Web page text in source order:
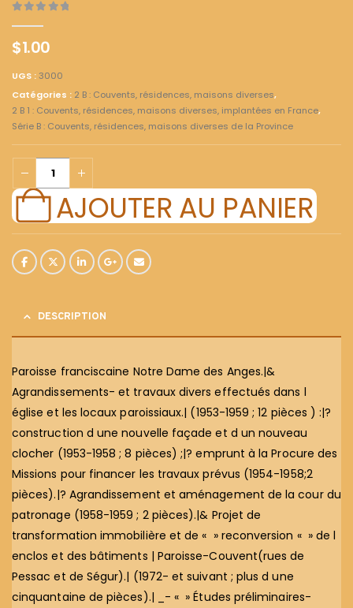
$1.00
UGS : 3000
Catégories : 2 B : Couvents, résidences, maisons diverses,
2 B 1 : Couvents, résidences, maisons diverses, implantées en France,
Série B : Couvents, résidences, maisons diverses de la Province
AJOUTER AU PANIER
DESCRIPTION
Paroisse franciscaine Notre Dame des Anges.|&
Agrandissements- et travaux divers effectués dans l
église et les locaux paroissiaux.| (1953-1959 ; 12 pièces ) :|?
construction d une nouvelle façade et d un nouveau
clocher (1953-1958 ; 8 pièces) ;|? emprunt à la Procure des
Missions pour financer les travaux prévus (1954-1958;2
pièces).|? Agrandissement et aménagement de la cour du
patronage (1958-1959 ; 2 pièces).|& Projet de
transformation immobilière et de « » reconversion « » de l
enclos et des bâtiments | Paroisse-Couvent(rues de
Pessac et de Ségur).| (1972- et suivant ; plus d une
cinquantaine de pièces).| _- « » Études préliminaires-